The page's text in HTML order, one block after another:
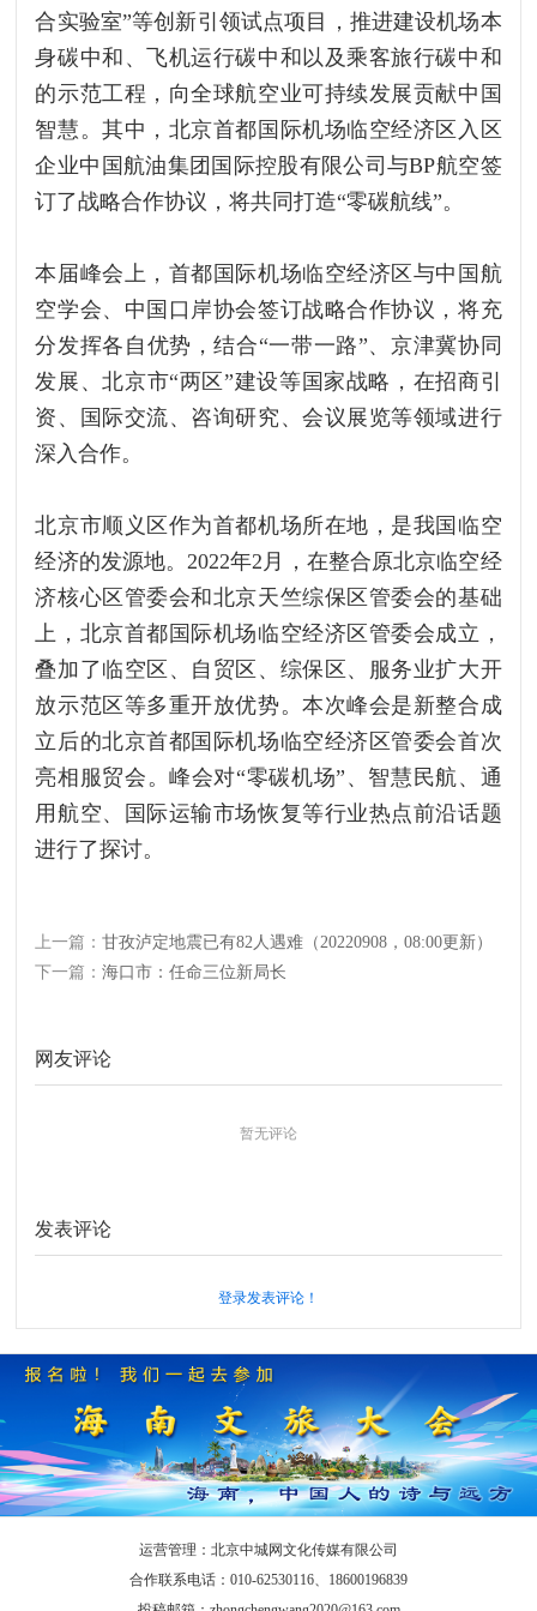
合实验室”等创新引领试点项目，推进建设机场本
身碳中和、飞机运行碳中和以及乘客旅行碳中和
的示范工程，向全球航空业可持续发展贡献中国
智慧。其中，北京首都国际机场临空经济区入区
企业中国航油集团国际控股有限公司与BP航空签
订了战略合作协议，将共同打造“零碳航线”。
本届峰会上，首都国际机场临空经济区与中国航
空学会、中国口岸协会签订战略合作协议，将充
分发挥各自优势，结合“一带一路”、京津冀协同
发展、北京市“两区”建设等国家战略，在招商引
资、国际交流、咨询研究、会议展览等领域进行
深入合作。
北京市顺义区作为首都机场所在地，是我国临空
经济的发源地。2022年2月，在整合原北京临空经
济核心区管委会和北京天竺综保区管委会的基础
上，北京首都国际机场临空经济区管委会成立，
叠加了临空区、自贸区、综保区、服务业扩大开
放示范区等多重开放优势。本次峰会是新整合成
立后的北京首都国际机场临空经济区管委会首次
亮相服贸会。峰会对“零碳机场”、智慧民航、通
用航空、国际运输市场恢复等行业热点前沿话题
进行了探讨。
上一篇：甘孜泸定地震已有82人遇难（20220908，08:00更新）
下一篇：海口市：任命三位新局长
网友评论
暂无评论
发表评论
登录发表评论！
运营管理：北京中城网文化传媒有限公司
合作联系电话：010-62530116、18600196839